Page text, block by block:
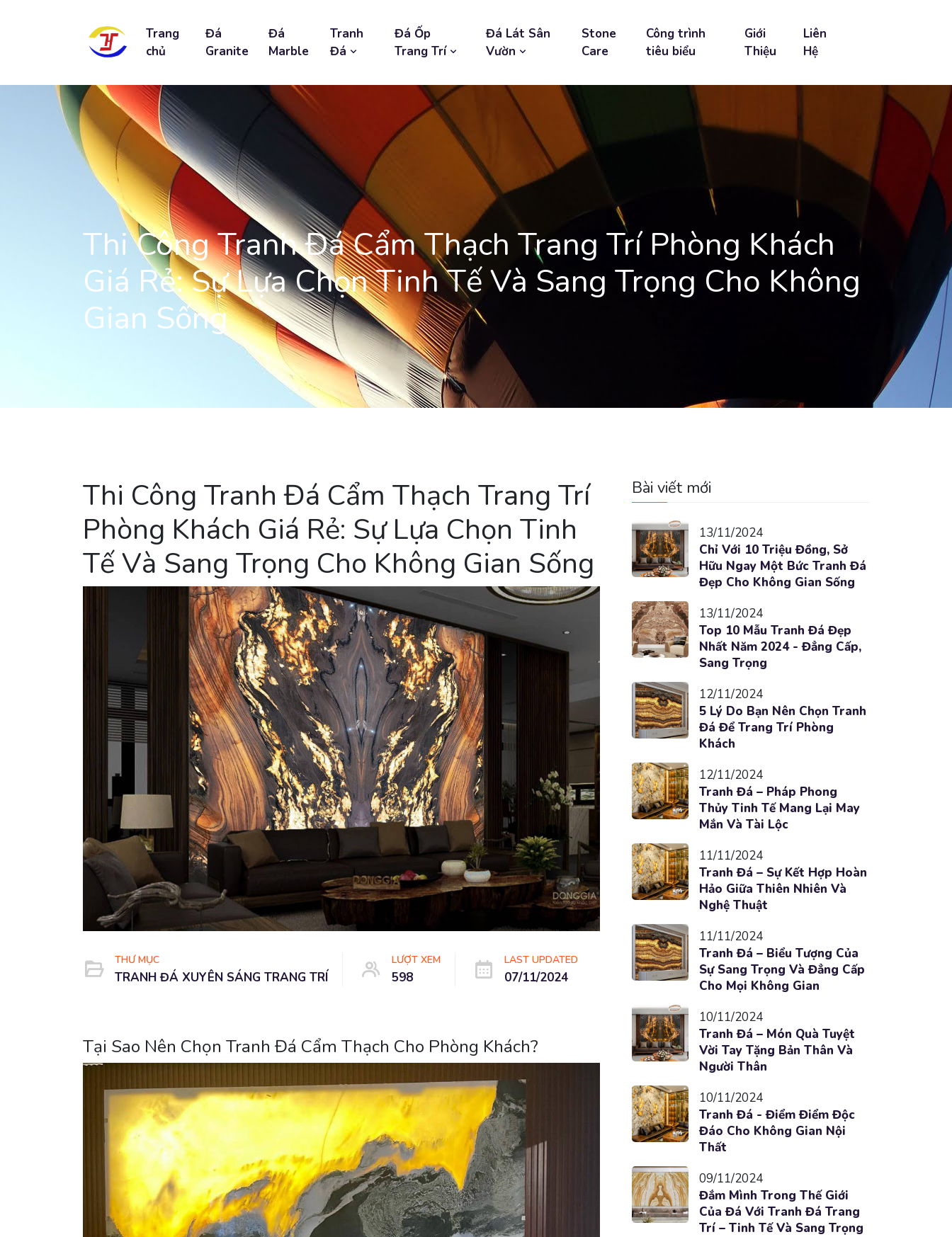
Trang
chủ
Đá
Granite
Đá
Marble
Tranh
Đá
Đá Ốp
Trang Trí
Đá Lát Sân
Vườn
Stone
Care
Công trình
tiêu biểu
Giới
Thiệu
Liên
Hệ
Thi Công Tranh Đá Cẩm Thạch Trang Trí Phòng Khách
Giá Rẻ: Sự Lựa Chọn Tinh Tế Và Sang Trọng Cho Không
Gian Sống
Thi Công Tranh Đá Cẩm Thạch Trang Trí
Phòng Khách Giá Rẻ: Sự Lựa Chọn Tinh
Tế Và Sang Trọng Cho Không Gian Sống
THƯ MỤC
TRANH ĐÁ XUYÊN SÁNG TRANG TRÍ
LƯỢT XEM
598
LAST UPDATED
07/11/2024
Tại Sao Nên Chọn Tranh Đá Cẩm Thạch Cho Phòng Khách?
Bài viết mới
13/11/2024
Chỉ Với 10 Triệu Đồng, Sở
Hữu Ngay Một Bức Tranh Đá
Đẹp Cho Không Gian Sống
13/11/2024
Top 10 Mẫu Tranh Đá Đẹp
Nhất Năm 2024 - Đẳng Cấp,
Sang Trọng
12/11/2024
5 Lý Do Bạn Nên Chọn Tranh
Đá Để Trang Trí Phòng
Khách
12/11/2024
Tranh Đá – Pháp Phong
Thủy Tinh Tế Mang Lại May
Mắn Và Tài Lộc
11/11/2024
Tranh Đá – Sự Kết Hợp Hoàn
Hảo Giữa Thiên Nhiên Và
Nghệ Thuật
11/11/2024
Tranh Đá – Biểu Tượng Của
Sự Sang Trọng Và Đẳng Cấp
Cho Mọi Không Gian
10/11/2024
Tranh Đá – Món Quà Tuyệt
Vời Tay Tặng Bản Thân Và
Người Thân
10/11/2024
Tranh Đá - Điểm Điểm Độc
Đáo Cho Không Gian Nội
Thất
09/11/2024
Đắm Mình Trong Thế Giới
Của Đá Với Tranh Đá Trang
Trí – Tinh Tế Và Sang Trọng